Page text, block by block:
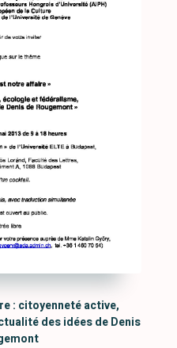
: citoyenneté active,
des idées de Denis